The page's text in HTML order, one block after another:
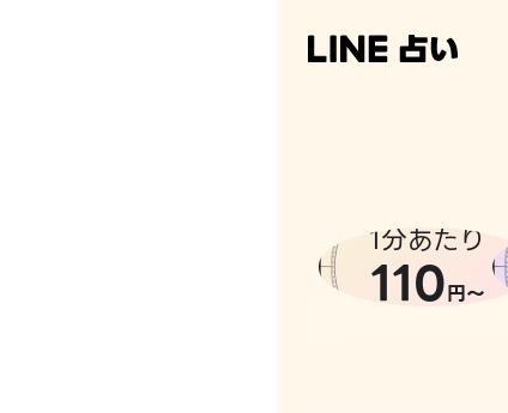
1分あたり
110円〜